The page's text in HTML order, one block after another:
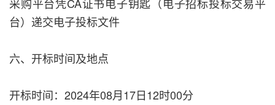
采购平台凭CA证书电子钥匙（电子招标投标交易平
台）递交电子投标文件
六、开标时间及地点
开标时间：2024年08月17日12时00分